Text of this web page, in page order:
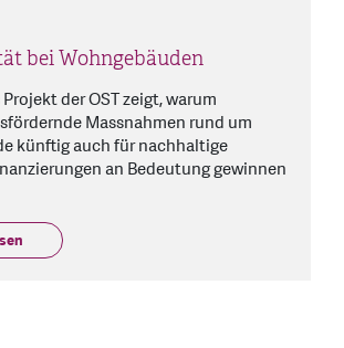
bei Wohngebäuden
der OST zeigt, warum
Massnahmen rund um
künftig auch für nachhaltige
an Bedeutung gewinnen